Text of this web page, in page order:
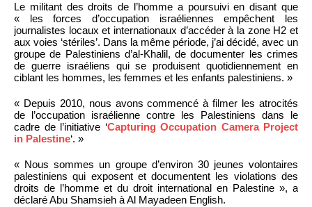
Le militant des droits de l’homme a poursuivi en disant que
« les forces d’occupation israéliennes empêchent les
journalistes locaux et internationaux d’accéder à la zone H2 et
aux voies ‘stériles’. Dans la même période, j’ai décidé, avec un
groupe de Palestiniens d’al-Khalil, de documenter les crimes
de guerre israéliens qui se produisent quotidiennement en
ciblant les hommes, les femmes et les enfants palestiniens. »
« Depuis 2010, nous avons commencé à filmer les atrocités
de l’occupation israélienne contre les Palestiniens dans le
cadre de l’initiative ‘Capturing Occupation Camera Project
in Palestine‘. »
« Nous sommes un groupe d’environ 30 jeunes volontaires
palestiniens qui exposent et documentent les violations des
droits de l’homme et du droit international en Palestine », a
déclaré Abu Shamsieh à Al Mayadeen English.